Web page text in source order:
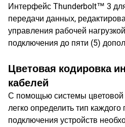
Интерфейс Thunderbolt™ 3
передачи данных,
управления рабочей
подключения до пяти (5)
Цветовая кодировка
кабелей
С помощью системы
легко определить тип
подключения устройств